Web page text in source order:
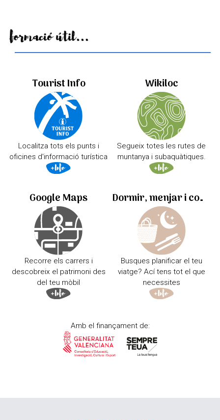
Informació útil...
Tourist Info
Localitza tots els punts i
oficines d'informació turística
Wikiloc
Segueix totes les rutes de
muntanya i subaquàtiques.
Google Maps
Recorre els carrers i
descobreix el patrimoni des
del teu mòbil
Dormir, menjar i comprar
Busques planificar el teu
viatge? Ací tens tot el que
necessites
Amb el finançament de: